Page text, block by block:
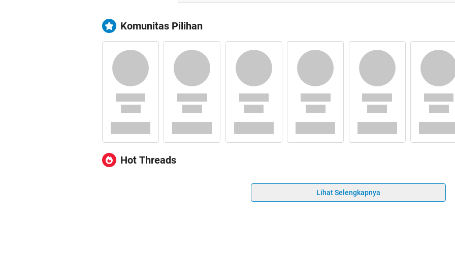
Komunitas Pilihan
Hot Threads
Lihat Selengkapnya